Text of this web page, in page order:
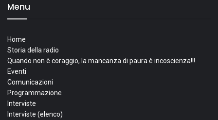
Menu
Home
Storia della radio
Quando non è coraggio, la mancanza di paura è incoscienza!!!
Eventi
Comunicazioni
Programmazione
Interviste
Interviste (elenco)